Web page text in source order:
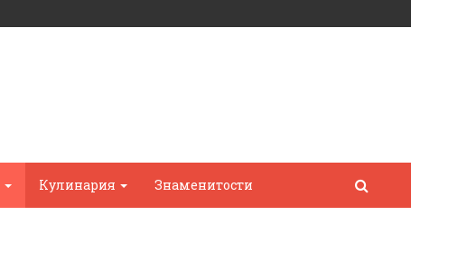
Кулинария Знаменитости